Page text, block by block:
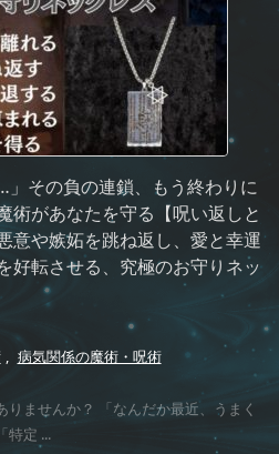
」その負の連鎖、もう終わりに
術があなたを守る【呪い返しと
意や嫉妬を跳ね返し、愛と幸運
好転させる、究極のお守りネッ
, 病気関係の魔術・呪術
ませんか？ 「なんだか最近、うまく
特定 ...